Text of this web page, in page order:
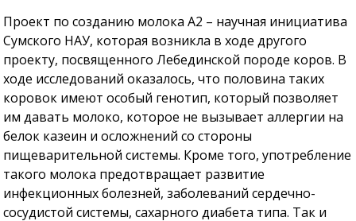
Проект по созданию молока А2 – научная инициатива
Сумского НАУ, которая возникла в ходе другого
проекту, посвященного Лебединской породе коров. В
ходе исследований оказалось, что половина таких
коровок имеют особый генотип, который позволяет
им давать молоко, которое не вызывает аллергии на
белок казеин и осложнений со стороны
пищеварительной системы. Кроме того, употребление
такого молока предотвращает развитие
инфекционных болезней, заболеваний сердечно-
сосудистой системы, сахарного диабета типа. Так и